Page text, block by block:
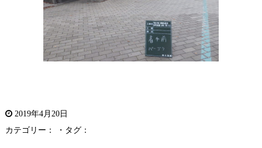
2019年4月20日
カテゴリー： ・タグ：